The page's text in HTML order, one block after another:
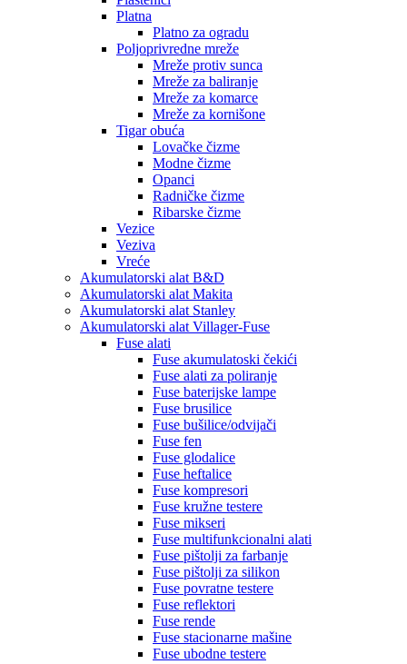
Platna
Platno za ogradu
Poljoprivredne mreže
Mreže protiv sunca
Mreže za baliranje
Mreže za komarce
Mreže za kornišone
Tigar obuća
Lovačke čizme
Modne čizme
Opanci
Radničke čizme
Ribarske čizme
Vezice
Veziva
Vreće
Akumulatorski alat B&D
Akumulatorski alat Makita
Akumulatorski alat Stanley
Akumulatorski alat Villager-Fuse
Fuse alati
Fuse akumulatoski čekići
Fuse alati za poliranje
Fuse baterijske lampe
Fuse brusilice
Fuse bušilice/odvijači
Fuse fen
Fuse glodalice
Fuse heftalice
Fuse kompresori
Fuse kružne testere
Fuse mikseri
Fuse multifunkcionalni alati
Fuse pištolji za farbanje
Fuse pištolji za silikon
Fuse povratne testere
Fuse reflektori
Fuse rende
Fuse stacionarne mašine
Fuse ubodne testere